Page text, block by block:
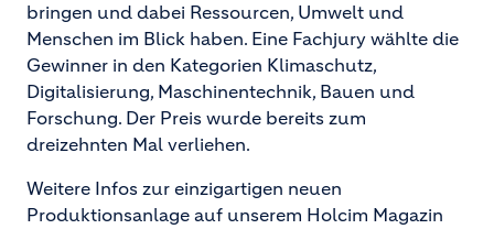
bringen und dabei Ressourcen, Umwelt und
Menschen im Blick haben. Eine Fachjury wählte die
Gewinner in den Kategorien Klimaschutz,
Digitalisierung, Maschinentechnik, Bauen und
Forschung. Der Preis wurde bereits zum
dreizehnten Mal verliehen.
Weitere Infos zur einzigartigen neuen
Produktionsanlage auf unserem Holcim Magazin